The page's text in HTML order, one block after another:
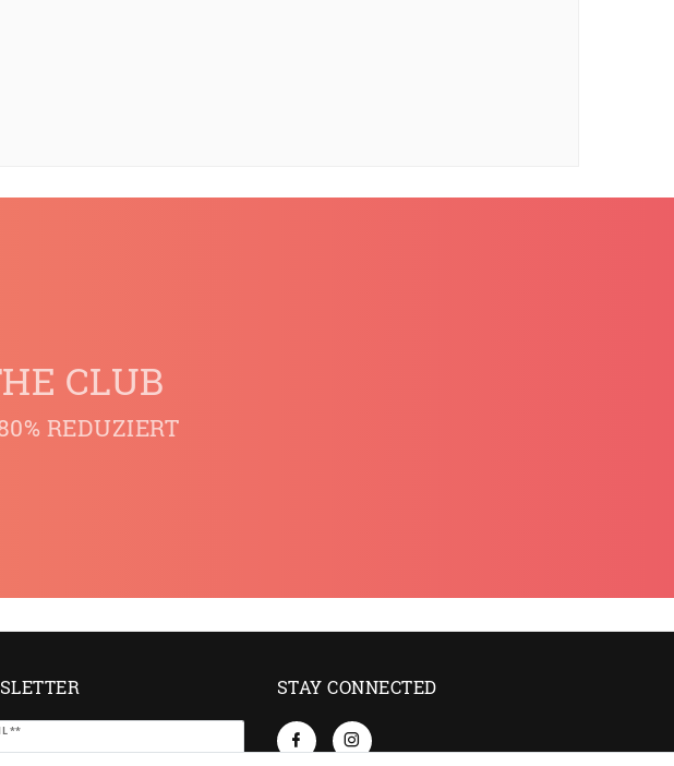
CLUB
REDUZIERT
**
STAY CONNECTED